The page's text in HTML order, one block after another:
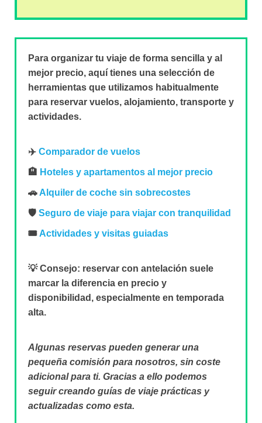
Para organizar tu viaje de forma sencilla y al
mejor precio, aquí tienes una selección de
herramientas que utilizamos habitualmente
para reservar vuelos, alojamiento, transporte y
actividades.
✈️ Comparador de vuelos
🏨 Hoteles y apartamentos al mejor precio
🚗 Alquiler de coche sin sobrecostes
🛡️ Seguro de viaje para viajar con tranquilidad
🎟️ Actividades y visitas guiadas
💡 Consejo: reservar con antelación suele
marcar la diferencia en precio y
disponibilidad, especialmente en temporada
alta.
Algunas reservas pueden generar una
pequeña comisión para nosotros, sin coste
adicional para ti. Gracias a ello podemos
seguir creando guías de viaje prácticas y
actualizadas como esta.